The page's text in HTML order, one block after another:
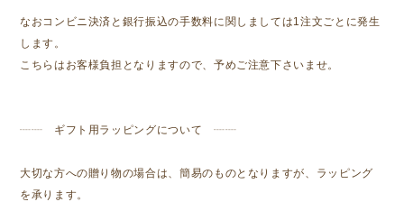
なおコンビニ決済と銀行振込の手数料に関しましては1注文ごとに発生
します。
こちらはお客様負担となりますので、予めご注意下さいませ。
┈┈ ギフト用ラッピングについて ┈┈
大切な方への贈り物の場合は、簡易のものとなりますが、ラッピング
を承ります。